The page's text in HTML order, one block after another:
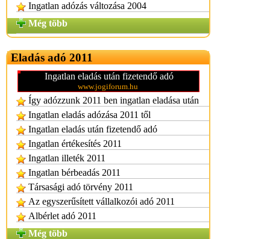
Ingatlan adózás változása 2004
Még több
Eladás adó 2011
Ingatlan eladás után fizetendő adó
www.jogiforum.hu
Így adózzunk 2011 ben ingatlan eladása után
Ingatlan eladás adózása 2011 től
Ingatlan eladás után fizetendő adó
Ingatlan értékesítés 2011
Ingatlan illeték 2011
Ingatlan bérbeadás 2011
Társasági adó törvény 2011
Az egyszerűsített vállalkozói adó 2011
Albérlet adó 2011
Még több